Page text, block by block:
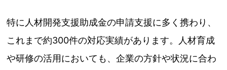
特に人材開発支援助成金の申請支援に多く携わり、
これまで約300件の対応実績があります。人材育成
や研修の活用においても、企業の方針や状況に合わ